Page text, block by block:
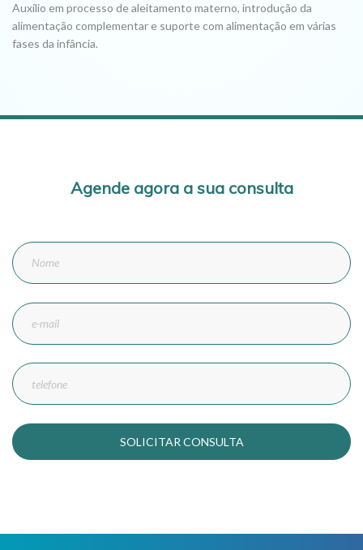
Auxílio em processo de aleitamento materno, introdução da
alimentação complementar e suporte com alimentação em várias
fases da infância.
Agende agora a sua consulta